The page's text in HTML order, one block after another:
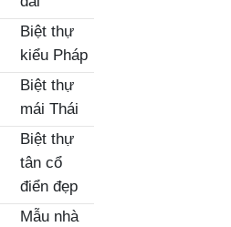
Biệt thự
kiểu Pháp
Biệt thự
mái Thái
Biệt thự
tân cổ
điển đẹp
Mẫu nhà